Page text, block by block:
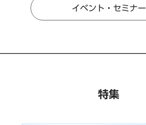
イベント・セミナー
特集